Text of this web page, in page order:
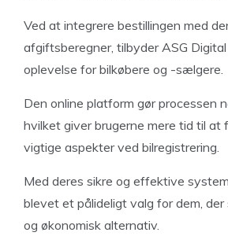
Ved at integrere bestillingen med
afgiftsberegner, tilbyder ASG
oplevelse for bilkøbere og -sælgere.
Den online platform gør processen
hvilket giver brugerne mere tid til at
vigtige aspekter ved bilregistrering.
Med deres sikre og effektive
blevet et pålideligt valg for dem,
og økonomisk alternativ.